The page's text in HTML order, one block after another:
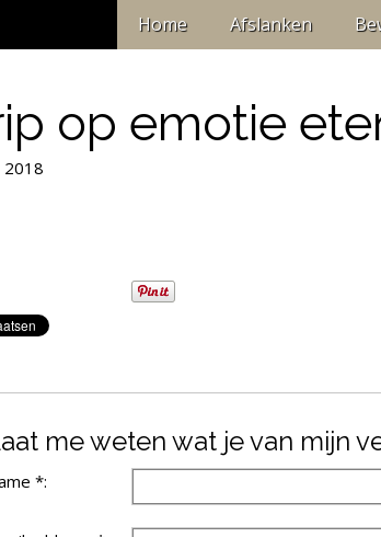
Home Afslanken
op emotie
2018
me weten wat je van mijn
*: